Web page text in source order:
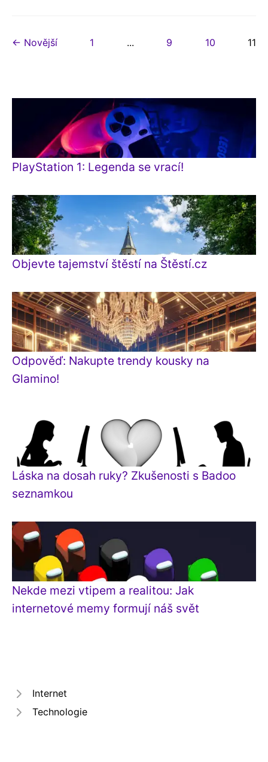
← Novější 1 ... 9 10 11
PlayStation 1: Legenda se vrací!
Objevte tajemství štěstí na Štěstí.cz
Odpověď: Nakupte trendy kousky na
Glamino!
Láska na dosah ruky? Zkušenosti s Badoo
seznamkou
Nekde mezi vtipem a realitou: Jak
internetové memy formují náš svět
Internet
Technologie